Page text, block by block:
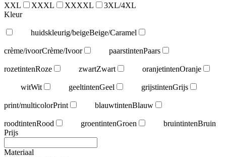
XXL
XXXL XXXXL
3XL/4XL
Kleur
huidskleurig/beigeBeige/Caramel
crème/ivoorCrème/Ivoor paarstintenPaars
rozetintenRoze zwartZwart oranjetintenOranje
witWit geeltintenGeel grijstintenGrijs
print/multicolorPrint blauwtintenBlauw
roodtintenRood groentintenGroen bruintintenBruin
Prijs
Materiaal